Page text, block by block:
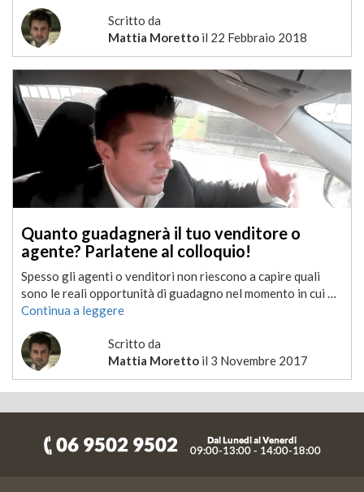
Scritto da
Mattia Morettoil 22 Febbraio 2018
Quanto guadagnerà il tuo venditore o
agente? Parlatene al colloquio!
Spesso gli agenti o venditori non riescono a capire quali
sono le reali opportunità di guadagno nel momento in cui …
Continua a leggere
Scritto da
Mattia Morettoil 3 Novembre 2017